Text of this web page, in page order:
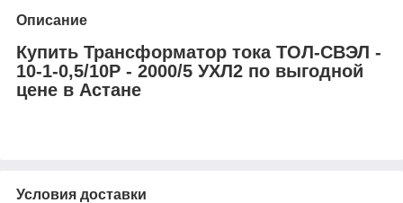
Описание
Купить Трансформатор тока ТОЛ-СВЭЛ -
10-1-0,5/10Р - 2000/5 УХЛ2 по выгодной
цене в Астане
Условия доставки